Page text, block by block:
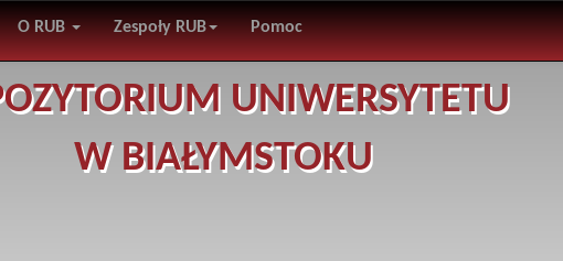
O RUB Zespoły RUB Pomoc
UNIWERSYTETU
W BIAŁYMSTOKU